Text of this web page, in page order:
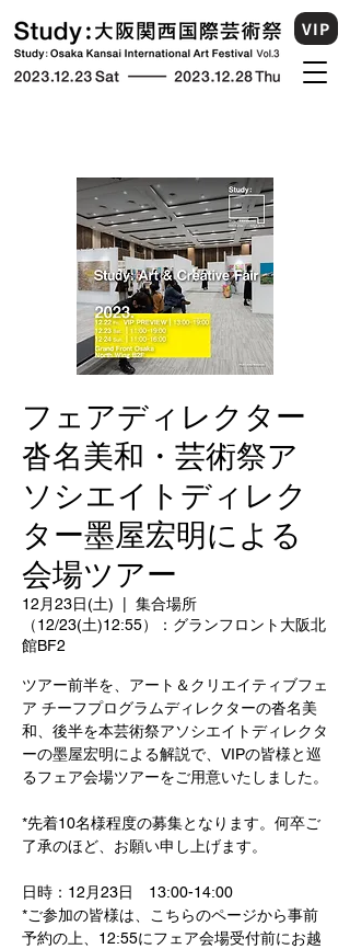
VIP
フェアディレクター
沓名美和・芸術祭ア
ソシエイトディレク
ター墨屋宏明による
会場ツアー
12月23日(土)
集合場所
（12/23(土)12:55）：グランフロント大阪北
館BF2
ツアー前半を、アート＆クリエイティブフェ
ア チーフプログラムディレクターの沓名美
和、後半を本芸術祭アソシエイトディレクタ
ーの墨屋宏明による解説で、VIPの皆様と巡
るフェア会場ツアーをご用意いたしました。
*先着10名様程度の募集となります。何卒ご
了承のほど、お願い申し上げます。
日時：12月23日 13:00-14:00
*ご参加の皆様は、こちらのページから事前
予約の上、12:55にフェア会場受付前にお越